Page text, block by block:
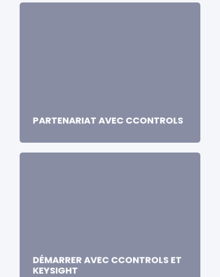
PARTENARIAT AVEC CCONTROLS
DÉMARRER AVEC CCONTROLS ET
KEYSIGHT